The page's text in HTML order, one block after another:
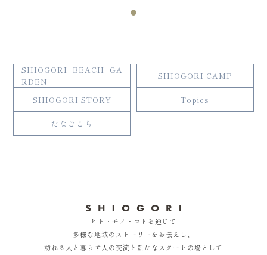
SHIOGORI BEACH GA
RDEN
SHIOGORI CAMP
SHIOGORI STORY Topics
たなごこち
ヒト・モノ・コトを通じて
多様な地域のストーリーをお伝えし、
訪れる人と暮らす人の交流と新たなスタートの場として